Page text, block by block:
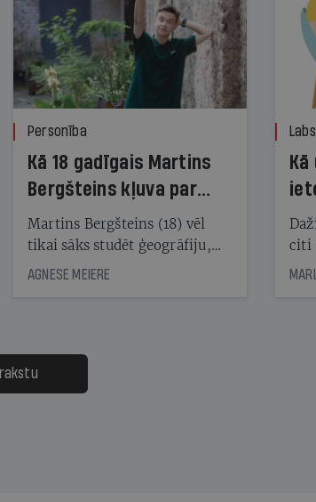
Personība
Kā 18 gadīgais Martins
Bergšteins kļuva par
laika ziņu seju?
Martins Bergšteins (18) vēl
tikai sāks studēt ģeogrāfiju,
bet viņa sacītajam jau uzticas
uzcītīga darba, mammas
atbalsts un drosme turpināt
meteovērojumus arī tad, kad
AGNESE MEIERE
citi